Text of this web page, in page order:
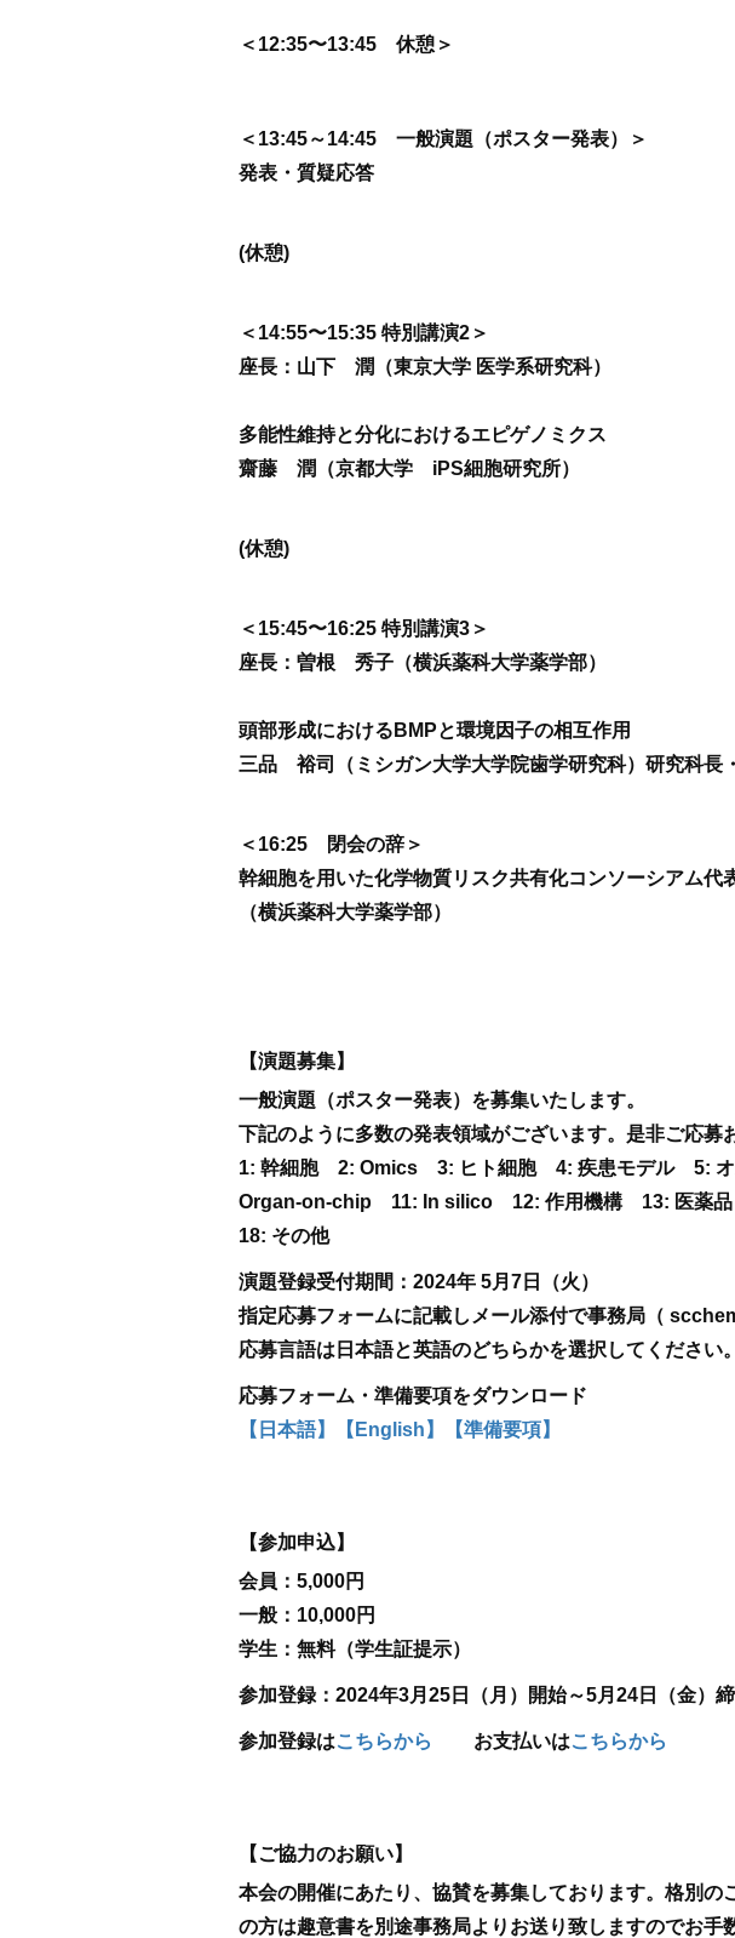
＜12:35〜13:45 休憩＞
＜13:45～14:45 一般演題（ポスター発表）＞
発表・質疑応答
(休憩)
＜14:55〜15:35 特別講演2＞
座長：山下 潤（東京大学 医学系研究科）
多能性維持と分化におけるエピゲノミクス
齋藤 潤（京都大学 iPS細胞研究所）
(休憩)
＜15:45〜16:25 特別講演3＞
座長：曽根 秀子（横浜薬科大学薬学部）
頭部形成におけるBMPと環境因子の相互作用
三品 裕司（ミシガン大学大学院歯学研究科）研究科長
＜16:25 閉会の辞＞
幹細胞を用いた化学物質リスク共有化コンソーシアム
（横浜薬科大学薬学部）
【演題募集】
一般演題（ポスター発表）を募集いたします。
下記のように多数の発表領域がございます。是非ご応募
1: 幹細胞 2: Omics 3: ヒト細胞 4: 疾患モデル 5:
Organ-on-chip 11: In silico 12: 作用機構 13: 医薬
18: その他
演題登録受付期間：2024年 5月7日（火）
指定応募フォームに記載しメール添付で事務局（
応募言語は日本語と英語のどちらかを選択してください。
応募フォーム・準備要項をダウンロード
【日本語】
【English】 【準備要項】
【参加申込】
会員：5,000円
一般：10,000円
学生：無料（学生証提示）
参加登録：2024年3月25日（月）開始～5月24日（金）
参加登録はこちらから お支払いはこちらから
【ご協力のお願い】
本会の開催にあたり、協賛を募集しております。格別
の方は趣意書を別途事務局よりお送り致しますのでお手